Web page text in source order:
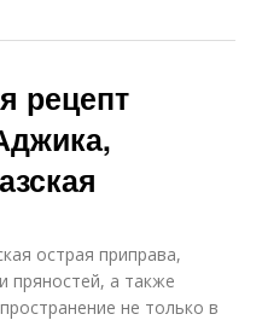
рецепт
острая приправа,
пряностей, а также
не только в